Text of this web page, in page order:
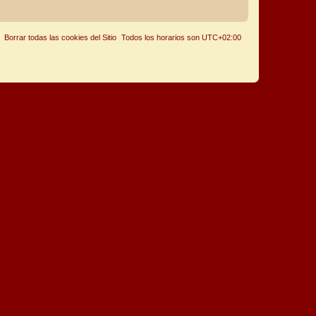
Todos los horarios son UTC+02:00
Borrar todas las cookies del Sitio